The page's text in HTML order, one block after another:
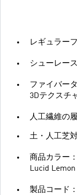
レギュラー
シューレー
ファイバー
3Dテクスチ
人工繊維の
土・人工芝
商品カラー
Lucid Lemon
製品コード